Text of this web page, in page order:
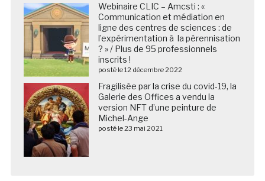
Webinaire CLIC – Amcsti : «
Communication et médiation en
ligne des centres de sciences : de
l’expérimentation à la pérennisation
? » / Plus de 95 professionnels
inscrits !
posté le 12 décembre 2022
Fragilisée par la crise du covid-19, la
Galerie des Offices a vendu la
version NFT d’une peinture de
Michel-Ange
posté le 23 mai 2021